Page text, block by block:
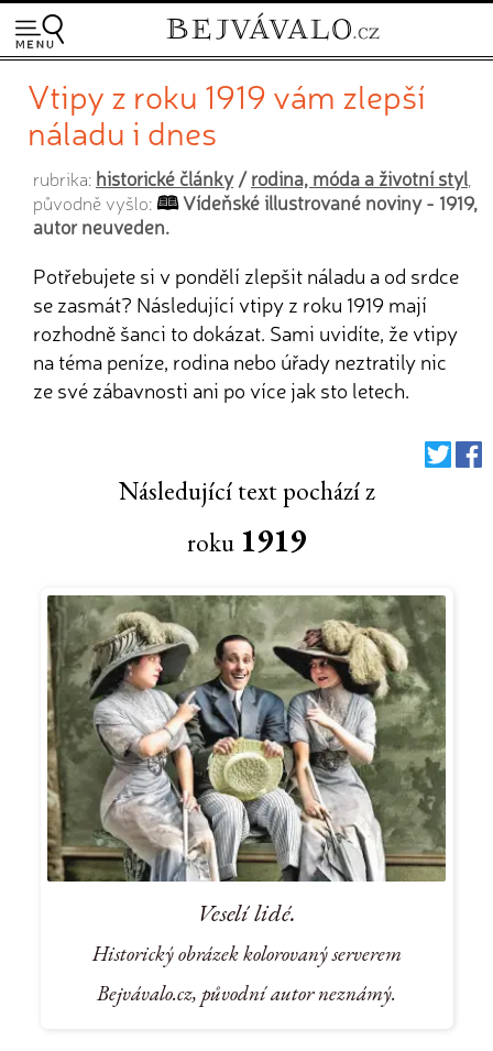
Vtipy z roku 1919 vám zlepší
náladu i dnes
rubrika: historické články/rodina, móda a životní styl
původně vyšlo:
Vídeňské illustrované noviny - 1919,
autor neuveden.
Potřebujete si v pondělí zlepšit náladu a od srdce
se zasmát? Následující vtipy z roku 1919 mají
rozhodně šanci to dokázat. Sami uvidíte, že vtipy
na téma peníze, rodina nebo úřady neztratily nic
ze své zábavnosti ani po více jak sto letech.
Následující text pochází z
roku 1919
Veselí lidé.
Historický obrázek kolorovaný serverem
Bejvávalo.cz, původní autor neznámý.